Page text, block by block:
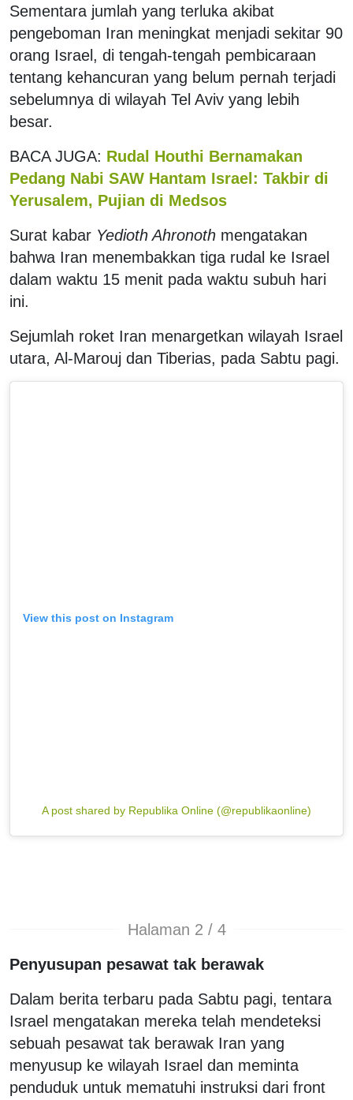
Sementara jumlah yang terluka akibat
pengeboman Iran meningkat menjadi sekitar 90
orang Israel, di tengah-tengah pembicaraan
tentang kehancuran yang belum pernah terjadi
sebelumnya di wilayah Tel Aviv yang lebih
besar.
BACA JUGA: Rudal Houthi Bernamakan
Pedang Nabi SAW Hantam Israel: Takbir di
Yerusalem, Pujian di Medsos
Surat kabar Yedioth Ahronoth mengatakan
bahwa Iran menembakkan tiga rudal ke Israel
dalam waktu 15 menit pada waktu subuh hari
ini.
Sejumlah roket Iran menargetkan wilayah Israel
utara, Al-Marouj dan Tiberias, pada Sabtu pagi.
View this post on Instagram
A post shared by Republika Online (@republikaonline)
Halaman 2 / 4
Penyusupan pesawat tak berawak
Dalam berita terbaru pada Sabtu pagi, tentara
Israel mengatakan mereka telah mendeteksi
sebuah pesawat tak berawak Iran yang
menyusup ke wilayah Israel dan meminta
penduduk untuk mematuhi instruksi dari front